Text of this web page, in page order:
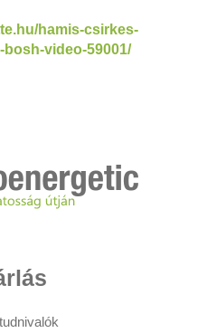
hamis-csirkes-
video-59001/